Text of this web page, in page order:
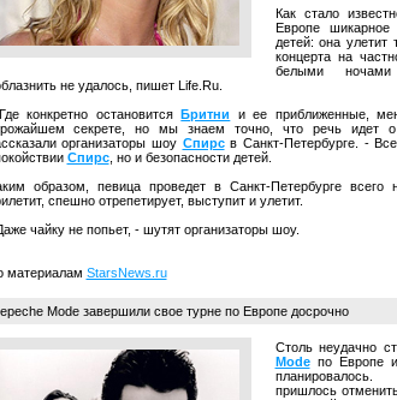
Как стало
Европе
детей: она улетит
концерта на
белыми ночами
не удалось, пишет Life.Ru.
конкретно остановитсяБритни
и ее приближенные,
секрете, но мы знаем точно, что речь идет о
организаторы шоу Спирсв Санкт-Петербурге. -
Спирс, но и безопасности детей.
образом, певица проведет в Санкт-Петербурге всего
спешно отрепетирует, выступит и улетит.
чайку не попьет, - шутят организаторы шоу.
материалам StarsNews.ru
Mode завершили свое турне по Европе досрочно
Столь неудачно
Modeпо Европе и
пришлось